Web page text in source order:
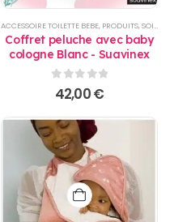
ACCESSOIRE TOILETTE BEBE, PRODUITS,SOINS-HYGIÈNE
Coffret peluche avec baby
cologne Blanc - Suavinex
sur 5
42,00€